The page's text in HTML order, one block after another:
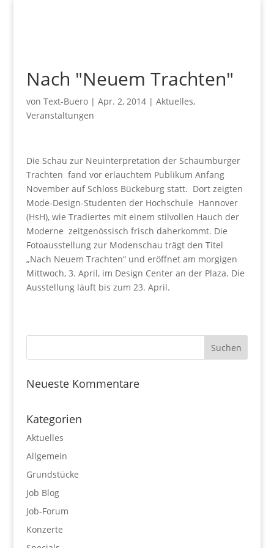
Nach "Neuem Trachten"
von Text-Buero| Apr. 2, 2014| Aktuelles,
Veranstaltungen
Die Schau zur Neuinterpretation der Schaumburger
Trachten fand vor erlauchtem Publikum Anfang
November auf Schloss Bückeburg statt. Dort zeigten
Mode-Design-Studenten der Hochschule Hannover
(HsH), wie Tradiertes mit einem stilvollen Hauch der
Moderne zeitgenössisch frisch daherkommt. Die
Fotoausstellung zur Modenschau trägt den Titel
„Nach Neuem Trachten“ und eröffnet am morgigen
Mittwoch, 3. April, im Design Center an der Plaza. Die
Ausstellung läuft bis zum 23. April.
Neueste Kommentare
Kategorien
Aktuelles
Allgemein
Grundstücke
Job Blog
Job-Forum
Konzerte